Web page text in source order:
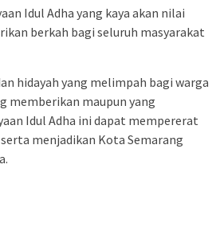
Idul Adha yang kaya akan nilai
berkah bagi seluruh masyarakat
hidayah yang melimpah bagi warga
memberikan maupun yang
Idul Adha ini dapat mempererat
menjadikan Kota Semarang